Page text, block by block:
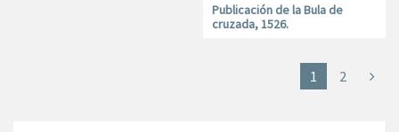
Publicación de la Bula de
cruzada, 1526.
1 2